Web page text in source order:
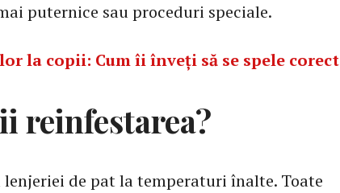
puternice sau proceduri speciale.
la copii: Cum îi înveți să se spele corect
reinfestarea?
lenjeriei de pat la temperaturi înalte. Toate